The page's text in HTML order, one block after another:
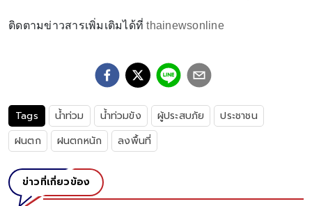
ติดตามข่าวสารเพิ่มเติมได้ที่thainewsonline
Tags น้ำท่วม น้ำท่วมขัง ผู้ประสบภัย
ประชาชน
ฝนตก
ฝนตกหนัก ลงพื้นที่
ข่าวที่เกี่ยวข้อง